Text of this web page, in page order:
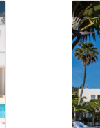
7285